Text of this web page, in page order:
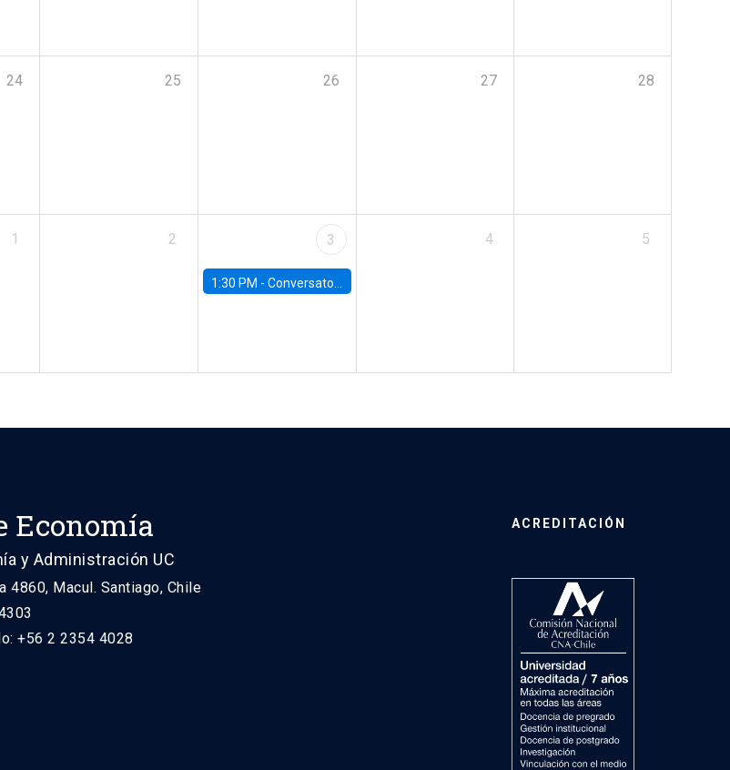
24 25 26 27 28
1 2 3
1:30 PM - Conversatorio: “Escenario Macro y Presupuesto 2026”
4 5
Economía
y Administración UC
4860, Macul. Santiago, Chile
+56 2 2354 4028
ACREDITACIÓN